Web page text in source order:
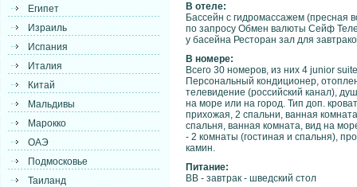
Египет
Израиль
Испания
Италия
Китай
Мальдивы
Марокко
ОАЭ
Подмосковье
Таиланд
В отеле:
Бассейн с гидромассажем (пресная
по запросу Обмен валюты Сейф
у басейна Ресторан зал для
В номере:
Всего 30 номеров, из них 4 junior
Персональный кондиционер,
телевидение (российский канал),
на море или на город. Тип доп.
прихожая, 2 спальни, ванная
спальня, ванная комната, вид на
- 2 комнаты (гостиная и спальня),
камин.
Питание:
BB - завтрак - шведский стол